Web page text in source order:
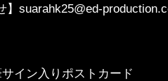
】suarahk25@ed-
イン入りポストカード